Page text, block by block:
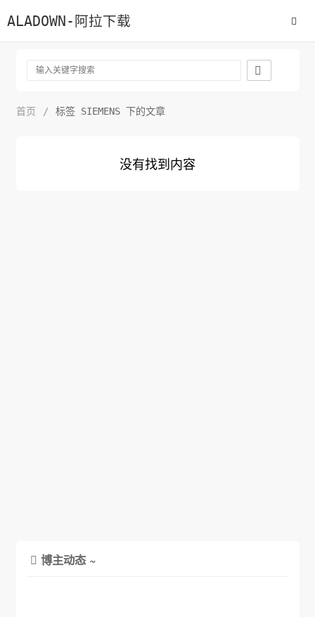
ALADOWN-阿拉下载

首页 / 标签 SIEMENS 下的文章
没有找到内容
 博主动态 ~